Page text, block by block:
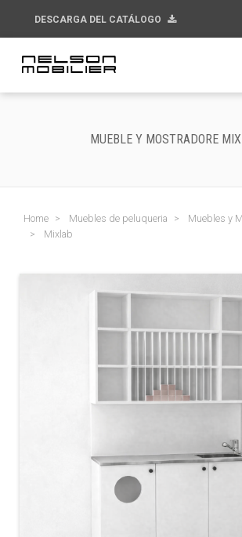
DESCARGA DEL CATÁLOGO
MUEBLE Y MOSTRADORE
Home Muebles de peluqueria
Muebles y
Mixlab